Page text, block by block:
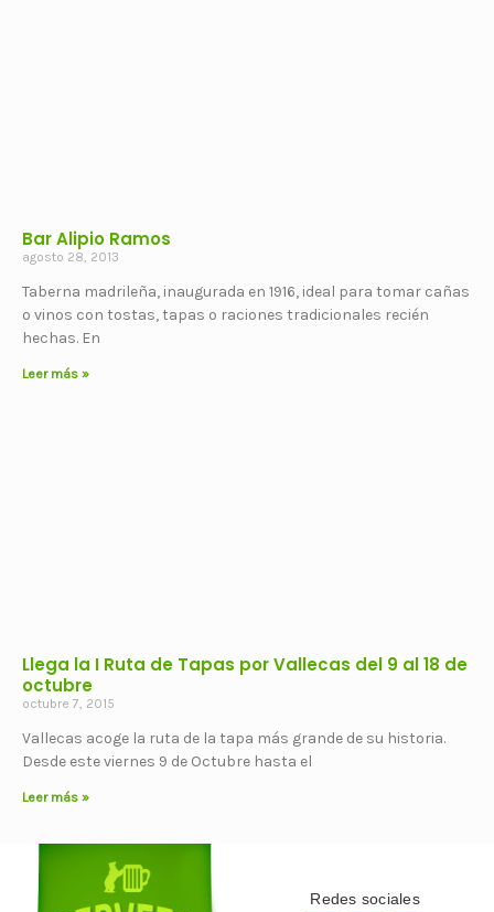
Bar Alipio Ramos
agosto 28, 2013
Taberna madrileña, inaugurada en 1916, ideal para tomar cañas
o vinos con tostas, tapas o raciones tradicionales recién
hechas. En
Leer más »
Llega la I Ruta de Tapas por Vallecas del 9 al 18 de
octubre
octubre 7, 2015
Vallecas acoge la ruta de la tapa más grande de su historia.
Desde este viernes 9 de Octubre hasta el
Leer más »
Redes sociales